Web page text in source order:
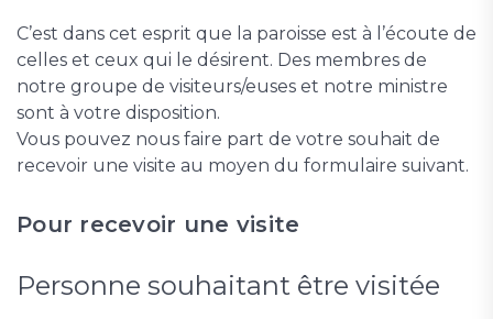
C’est dans cet esprit que la paroisse est à l’écoute de
celles et ceux qui le désirent. Des membres de
notre groupe de visiteurs/euses et notre ministre
sont à votre disposition.
Vous pouvez nous faire part de votre souhait de
recevoir une visite au moyen du formulaire suivant.
Pour recevoir une visite
Personne souhaitant être visitée